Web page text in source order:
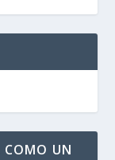
COMO UN